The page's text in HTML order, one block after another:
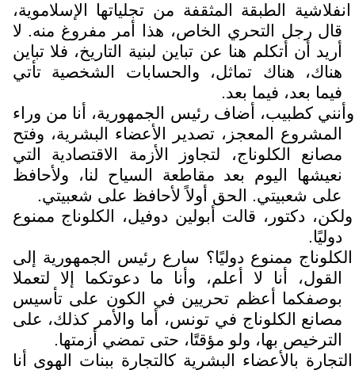
انفلاشية الطبقة المثقفة من تجلياتها الإسلاموية،
قال رجل التحري الخاص، هذا أمر مفروغ منه. لا
أريد أن أتكلم هنا عن تباين لبنية التاريخ، فلا تباين
هناك، هناك تماثل، والحسابات الشخصية تأتي
فيما بعد، فيما بعد.
وأنني كطبيب، أضاف رئيس الجمهورية، أنا من وراء
المشروع المعجز، تصدير الأعضاء البشرية، وفتح
مصانع الكلوناج، لتجاوز الأزمة الاقتصادية التي
نعيشها اليوم بعد مقاطعة السياح لنا، ولأحافظ
على شعبيتي. الحق أولاً لأحافظ على شعبيتي.
ولكن، دكتور، قالت أبولين دوفيل، الكلوناج ممنوع
دوليًا.
الكلوناج ممنوع دوليًا؟ سارع رئيس الجمهورية إلى
القول، أنا لا أعلم، وأنا ما دعوتكما إلا لتعملا
بوصفكما أعظم تحريين في الكون على تأسيس
مصانع الكلوناج في تونس، أما والأمر كذلك، على
الترخيص بها، ولو مؤقتًا، حتى تمضي أزمتها.
التجارة بالأعضاء البشرية كالتجارة ببنات الهوى أنا